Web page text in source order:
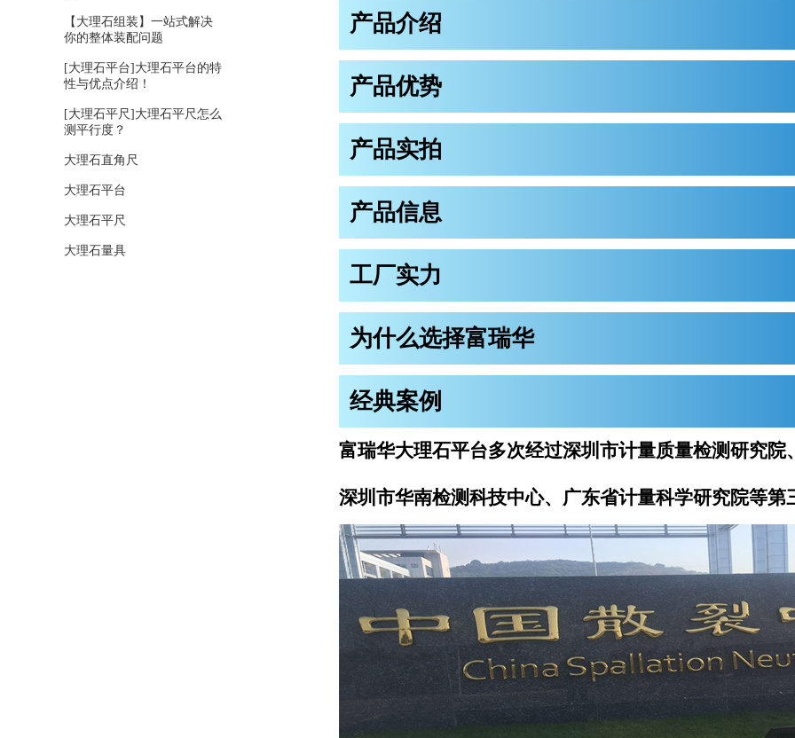
【大理石组装】一站式解决
你的整体装配问题
[大理石平台]大理石平台的特
性与优点介绍！
[大理石平尺]大理石平尺怎么
测平行度？
大理石直角尺
大理石平台
大理石平尺
大理石量具
产品介绍
产品优势
产品实拍
产品信息
工厂实力
为什么选择富瑞华
经典案例
富瑞华大理石平台多次经过深圳市计量质量检测研究院
深圳市华南检测科技中心、广东省计量科学研究院等第